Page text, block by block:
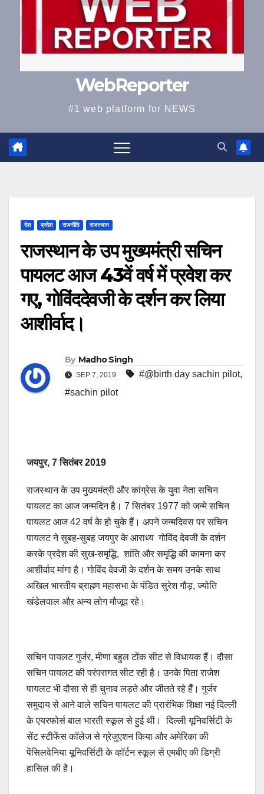
WebReporter
#1 web platform for NEWS
देश प्रदेश राजनीति राजस्थान
राजस्थान के उप मुख्यमंत्री सचिन
पायलट आज 43वें वर्ष में प्रवेश कर
गए, गोविंददेवजी के दर्शन कर लिया
आशीर्वाद।
By Madho Singh
SEP 7, 2019 #@birth day sachin pilot,
#sachin pilot
जयपुर, 7 सितंबर 2019
राजस्थान के उप मुख्यमंत्री और कांग्रेस के युवा नेता सचिन
पायलट का आज जन्मदिन है। 7 सितंबर 1977 को जन्मे सचिन
पायलट आज 42 वर्ष के हो चुके हैं। अपने जन्मदिवस पर सचिन
पायलट ने सुबह-सुबह जयपुर के आराध्य गोविंद देवजी के दर्शन
करके प्रदेश की सुख-समृद्धि, शांति और समृद्धि की कामना कर
आशीर्वाद मांगा है। गोविंद देवजी के दर्शन के समय उनके साथ
अखिल भारतीय ब्राह्म्ण महासभा के पंडित सुरेश गौड़, ज्योति
खंडेलवाल औऱ अन्य लोग मौजूद रहे।
सचिन पायलट गुर्जर, मीणा बहुल टोंक सीट से विधायक हैं। दौसा
सचिन पायलट की परंपरागत सीट रही है। उनके पिता राजेश
पायलट भी दौसा से ही चुनाव लड़ते और जीतते रहे हैँ। गुर्जर
समुदाय से आने वाले सचिन पायलट की प्रारंभिक शिक्षा नई दिल्ली
के एयरफोर्स बाल भारती स्कूल से हुई थी। दिल्ली यूनिवर्सिटी के
सेंट स्टीफेंस कॉलेज से ग्रेजुएशन किया और अमेरिका की
पेंसिलवेनिया यूनिवर्सिटी के व्हॉर्टन स्कूल से एमबीए की डिग्री
हासिल की है।